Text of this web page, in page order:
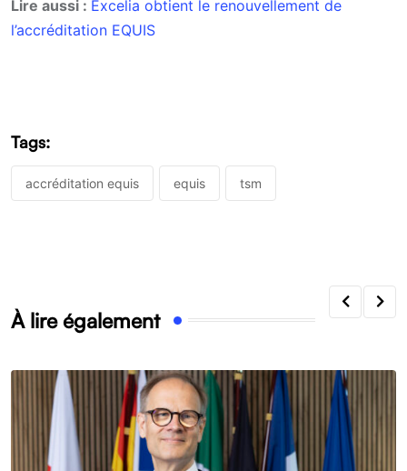
Lire aussi : Excelia obtient le renouvellement de
l’accréditation EQUIS
Tags:
accréditation equis equis tsm
À lire également